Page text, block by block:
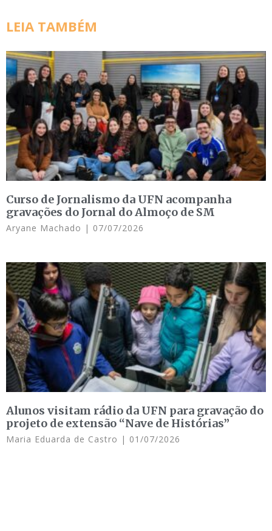
LEIA TAMBÉM
Curso de Jornalismo da UFN acompanha
gravações do Jornal do Almoço de SM
Aryane Machado 07/07/2026
Alunos visitam rádio da UFN para gravação do
projeto de extensão “Nave de Histórias”
Maria Eduarda de Castro 01/07/2026